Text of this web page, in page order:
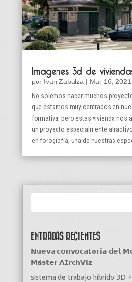
Imagenes 3d de
por Ivan Zabalza| Mar 16, 2021
No solemos hacer muchos
que estamos muy centrados en
formativa, pero estas vivienda nos
un proyecto especialmente
en forografía, una de nuestras
ENTRADAS RECIENTES
𝗡𝘂𝗲𝘃𝗮 𝗰𝗼𝗻𝘃𝗼𝗰𝗮𝘁𝗼𝗿𝗶𝗮 𝗱𝗲𝗹
𝗠𝗮́𝘀𝘁𝗲𝗿 𝗔𝗜𝗿𝗰𝗵𝗩𝗶𝘇
sistema de trabajo híbrido 3D